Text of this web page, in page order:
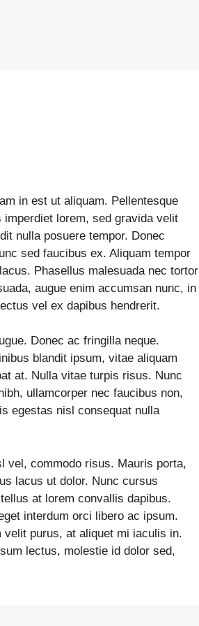
in est ut aliquam. Pellentesque
lorem, sed gravida velit
nulla posuere tempor. Donec
sed faucibus ex. Aliquam tempor
Phasellus malesuada nec tortor
augue enim accumsan nunc, in
vel ex dapibus hendrerit.
Donec ac fringilla neque.
blandit ipsum, vitae aliquam
at. Nulla vitae turpis risus. Nunc
ullamcorper nec faucibus non,
egestas nisl consequat nulla
vel, commodo risus. Mauris porta,
lacus ut dolor. Nunc cursus
at lorem convallis dapibus.
interdum orci libero ac ipsum.
purus, at aliquet mi iaculis in.
lectus, molestie id dolor sed,